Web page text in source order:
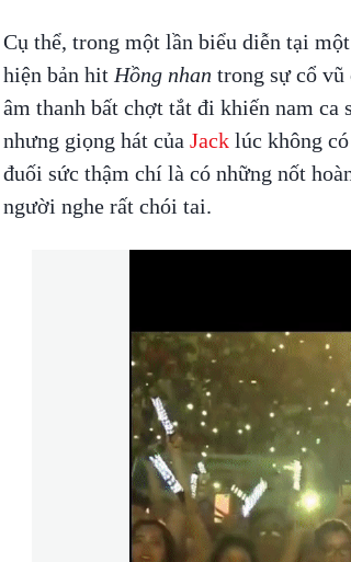
Cụ thể, trong một lần biểu diễn tại
hiện bản hit Hồng nhan trong sự cổ vũ
âm thanh bất chợt tắt đi khiến nam ca
nhưng giọng hát của Jacklúc không có
đuối sức thậm chí là có những nốt
người nghe rất chói tai.